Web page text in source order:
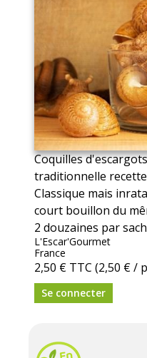
Coquilles
traditionnelle
Classique mais
court bouillon du
2 douzaines par
L'Escar'Gourmet
France
2,50 € TTC (2,50 € /
Se connecter